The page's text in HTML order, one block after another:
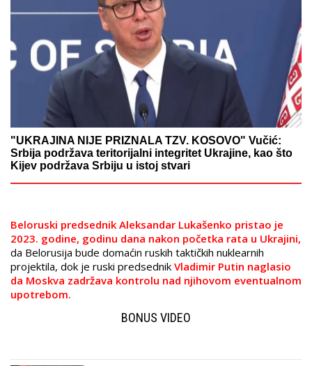
"UKRAJINA NIJE PRIZNALA TZV. KOSOVO" Vučić:
Srbija podržava teritorijalni integritet Ukrajine, kao što
Kijev podržava Srbiju u istoj stvari
Beloruski predsednik Aleksandar Lukašenko pristao je
2023. godine, godinu dana nakon početka rata u Ukrajini,
da Belorusija bude domaćin ruskih taktičkih nuklearnih
projektila, dok je ruski predsednik Vladimir Putin naglasio
da Moskva zadržava kontrolu nad njihovom eventualnom
upotrebom.
BONUS VIDEO